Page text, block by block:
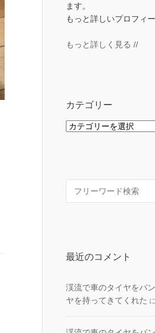
ます。
もっと詳しいプロフィ
もっと詳しく見る //
カテゴリー
カ
最近のコメント
渓流で車のタイヤをパ
ヤを持ってきてくれた に